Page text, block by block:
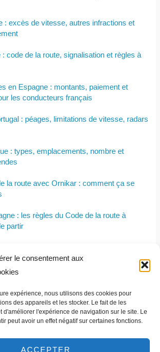
le consentement aux
expérience, nous utilisons des cookies pour
des appareils et les stocker. Le fait de les
d'améliorer l'expérience de navigation sur le site. Le
peut avoir un effet négatif sur certaines fonctions.
ACCEPTER
: excès de vitesse, autres infractions et
: code de la route, signalisation et règles à
en Espagne : montants, paiement et
les conducteurs français
: péages, limitations de vitesse, radars
: types, emplacements, nombre et
la route avec Ornikar : comment ça se
: les règles du Code de la route à
partir
sur le document
pour bien se préparer